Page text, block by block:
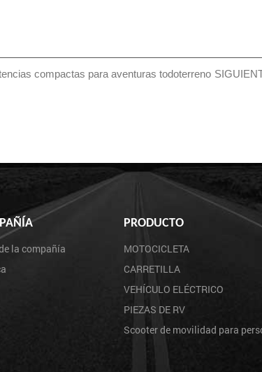
compactas para aventuras todoterreno
la compañía
PRODUCTO
MOTOCICLETA
CARRETILLA
VEHÍCULO ELÉCTRICO
PIEZAS DE RV
Scooter de movilidad para